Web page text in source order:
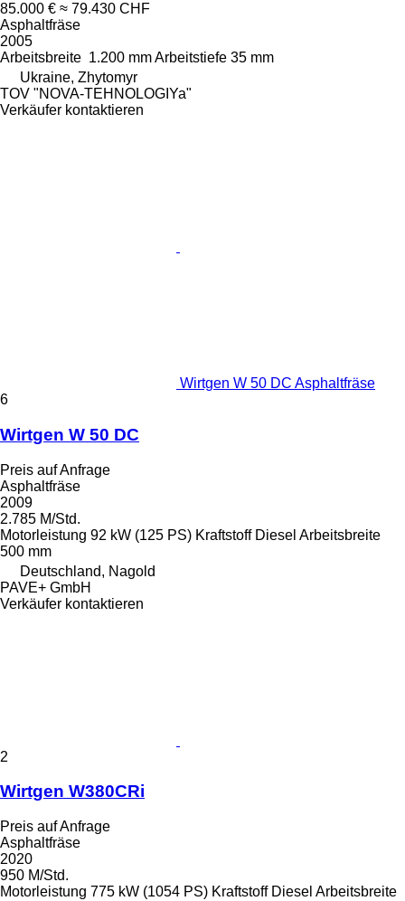
85.000 € ≈ 79.430 CHF
Asphaltfräse
2005
Arbeitsbreite 1.200 mmArbeitstiefe 35 mm
Ukraine, Zhytomyr
TOV "NOVA-TEHNOLOGIYa"
Verkäufer kontaktieren
Wirtgen W 50 DC Asphaltfräse
6
Wirtgen W 50 DC
Preis auf Anfrage
Asphaltfräse
2009
2.785 M/Std.
Motorleistung 92 kW (125 PS) Kraftstoff Diesel Arbeitsbreite
500 mm
Deutschland, Nagold
PAVE+ GmbH
Verkäufer kontaktieren
2
Wirtgen W380CRi
Preis auf Anfrage
Asphaltfräse
2020
950 M/Std.
Motorleistung 775 kW (1054 PS) Kraftstoff Diesel Arbeitsbreite